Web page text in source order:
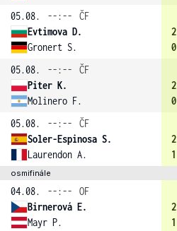
05.08.
--:--
ČF
Evtimova D.
Gronert S.
2
0
05.08.
--:--
ČF
Piter K.
Molinero F.
2
0
05.08.
--:--
ČF
Soler-Espinosa S.
Laurendon A.
2
1
osmifinále
04.08. --:--
OF
Birnerová E.
Mayr P.
2
1